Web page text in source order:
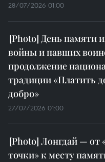
28/07/2026 01:00
День памяти
войны и павших
продолжение
традиции «Платить
добро»
27/07/2026 01:00
Лонгдай — от
точки» к месту